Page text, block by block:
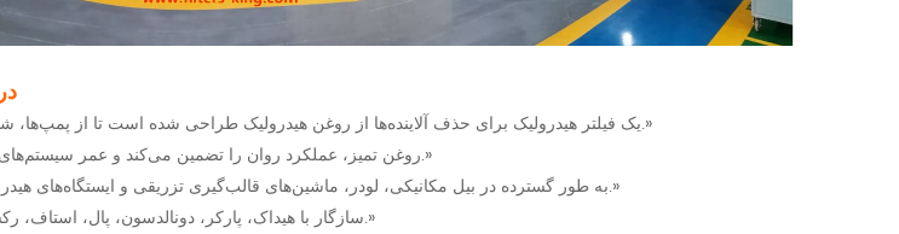
«یک فیلتر هیدرولیک برای حذف آلاینده‌ها از روغن هیدرولیک طراحی شده است تا از پمپ‌ها، شیرها و سیلندرها محافظت کند.»
«روغن تمیز، عملکرد روان را تضمین می‌کند و عمر سیستم‌های هیدرولیک را افزایش می‌دهد.»
«به طور گسترده در بیل مکانیکی، لودر، ماشین‌های قالب‌گیری تزریقی و ایستگاه‌های هیدرولیک صنعتی استفاده می‌شود.»
«سازگار با هیداک، پارکر، دونالدسون، پال، استاف، رکسروت و سایر برندهای اصلی.»